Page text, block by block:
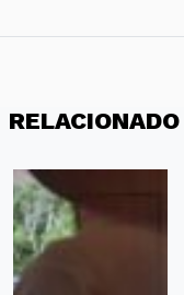
RELACIONADO